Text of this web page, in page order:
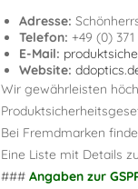
Adresse:
Telefon: +49 (0) 371
E-Mail:
Website:
Wir gewährleisten
Bei Fremdmarken
Eine Liste mit Details
### Angaben zur